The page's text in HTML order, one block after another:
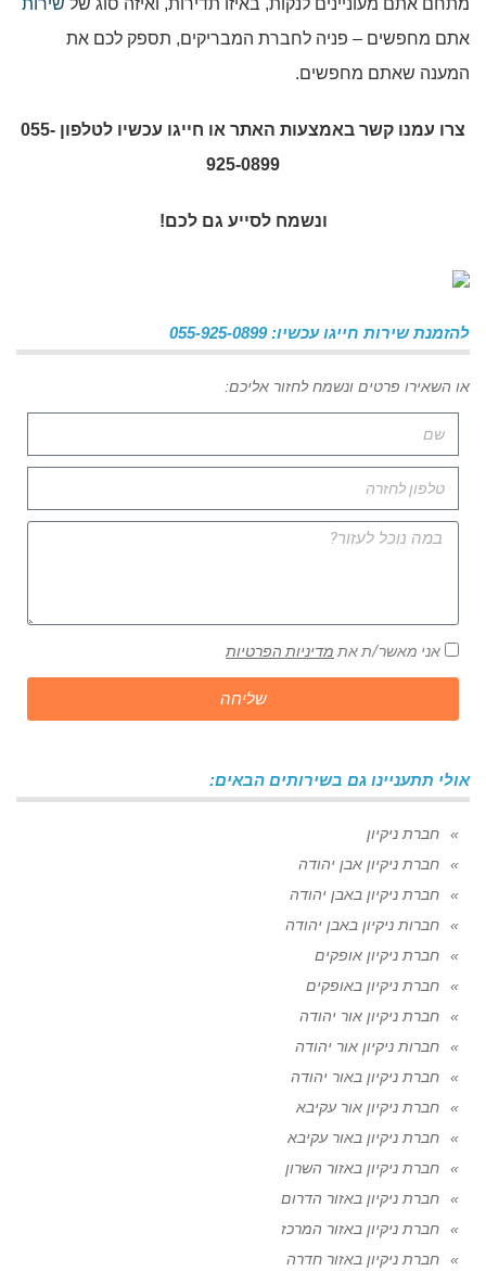
מתחם אתם מעוניינים לנקות, באיזו תדירות, ואיזה סוג של שירות
אתם מחפשים – פניה לחברת המבריקים, תספק לכם את
המענה שאתם מחפשים.
צרו עמנו קשר באמצעות האתר או חייגו עכשיו לטלפון 055-
925-0899
ונשמח לסייע גם לכם!
להזמנת שירות חייגו עכשיו: 055-925-0899
או השאירו פרטים ונשמח לחזור אליכם:
אני מאשר/ת את מדיניות הפרטיות
שליחה
אולי תתעניינו גם בשירותים הבאים:
חברת ניקיון
חברת ניקיון אבן יהודה
חברת ניקיון באבן יהודה
חברות ניקיון באבן יהודה
חברת ניקיון אופקים
חברת ניקיון באופקים
חברת ניקיון אור יהודה
חברות ניקיון אור יהודה
חברת ניקיון באור יהודה
חברת ניקיון אור עקיבא
חברת ניקיון באור עקיבא
חברת ניקיון באזור השרון
חברת ניקיון באזור הדרום
חברת ניקיון באזור המרכז
חברת ניקיון באזור חדרה